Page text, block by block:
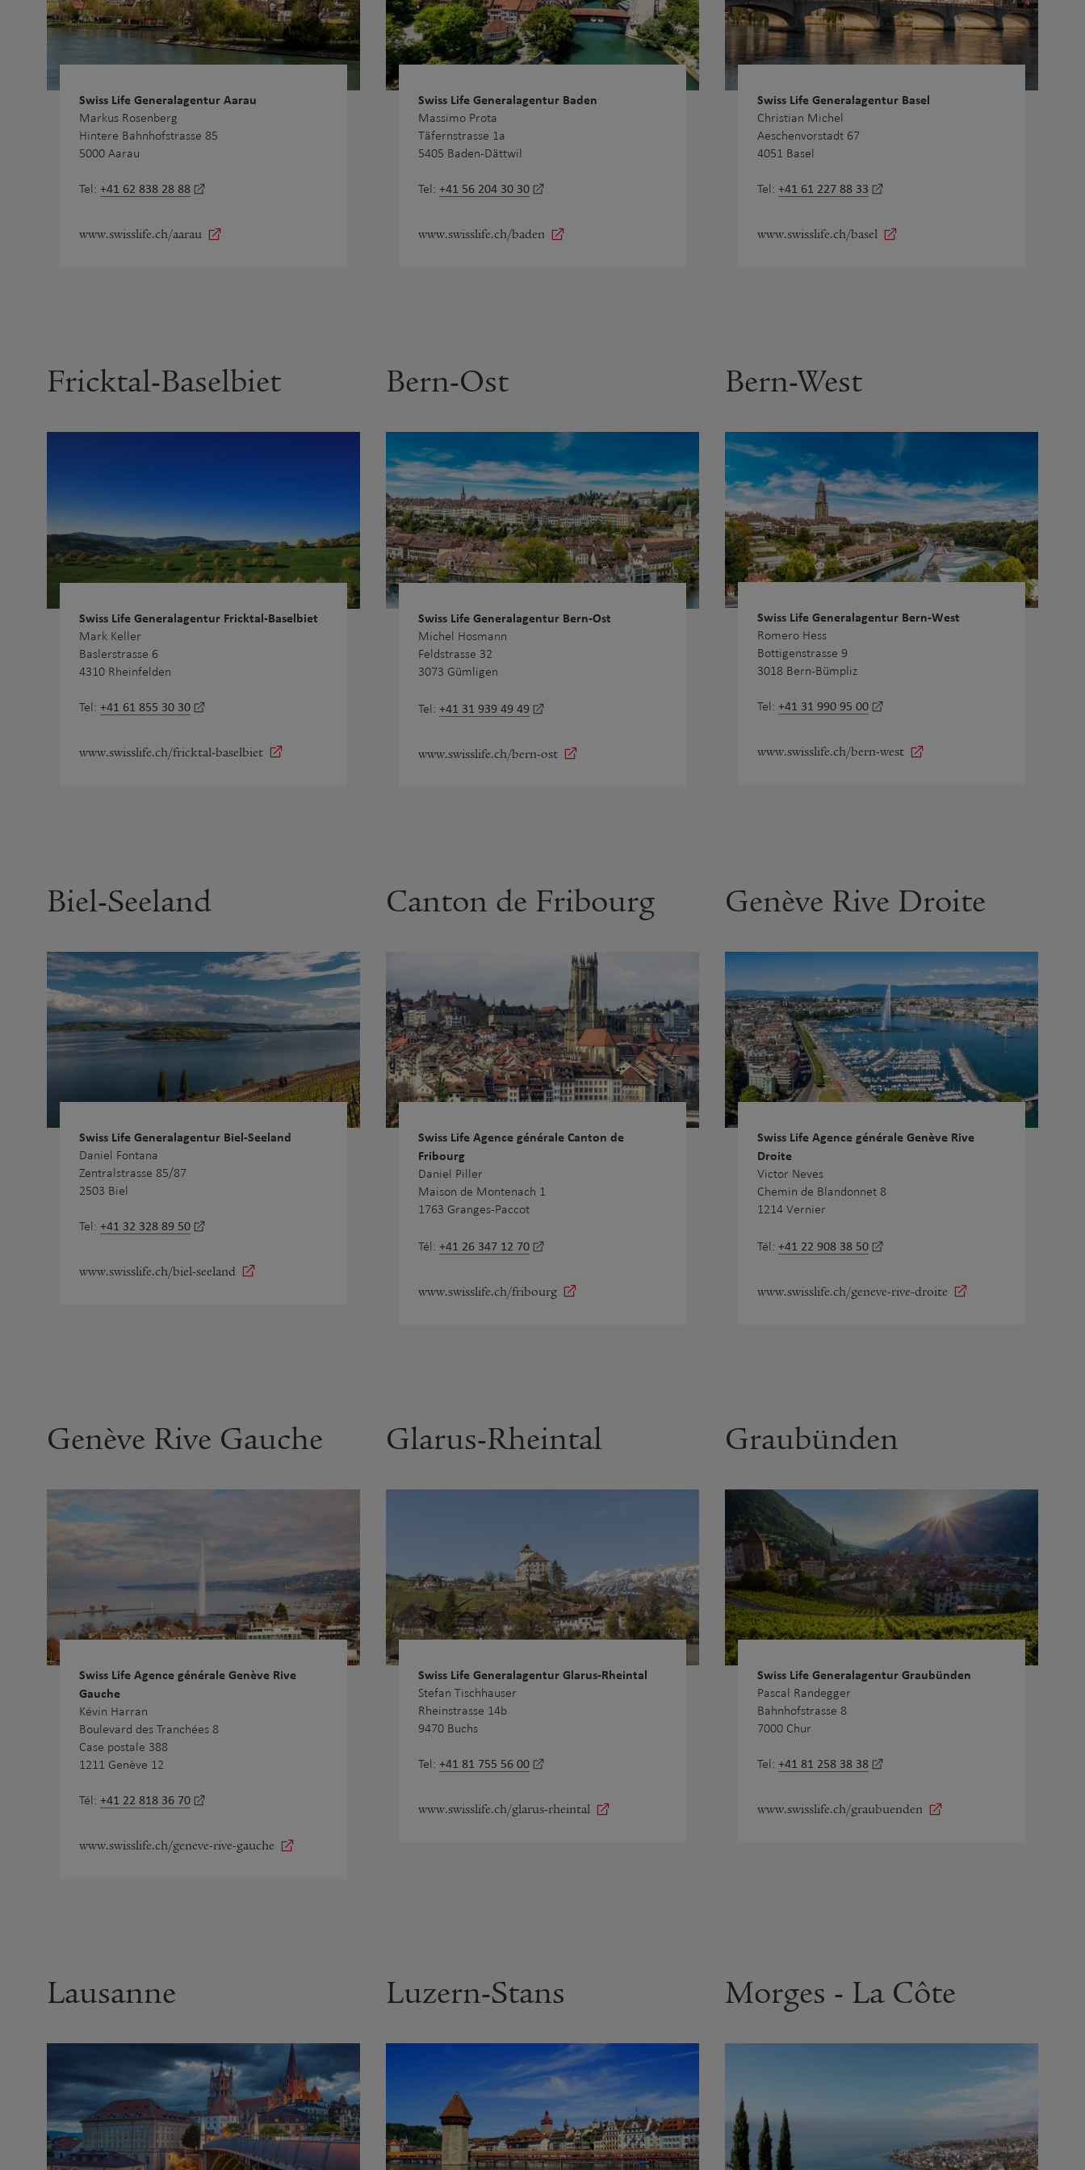
Swiss Life Generalagentur Aarau
Markus Rosenberg
Hintere Bahnhofstrasse 85
5000 Aarau
Tel: +41 62 838 28 88
www.swisslife.ch/aarau
Swiss Life Generalagentur Baden
Massimo Prota
Täfernstrasse 1a
5405 Baden-Dättwil
Tel: +41 56 204 30 30
www.swisslife.ch/baden
Swiss Life Generalagentur Basel
Christian Michel
Aeschenvorstadt 67
4051 Basel
Tel: +41 61 227 88 33
www.swisslife.ch/basel
Fricktal-Baselbiet
Swiss Life Generalagentur Fricktal-Baselbiet
Mark Keller
Baslerstrasse 6
4310 Rheinfelden
Tel: +41 61 855 30 30
www.swisslife.ch/fricktal-baselbiet
Bern-Ost
Swiss Life Generalagentur Bern-Ost
Michel Hosmann
Feldstrasse 32
3073 Gümligen
Tel: +41 31 939 49 49
www.swisslife.ch/bern-ost
Bern-West
Swiss Life Generalagentur Bern-West
Romero Hess
Bottigenstrasse 9
3018 Bern-Bümpliz
Tel: +41 31 990 95 00
www.swisslife.ch/bern-west
Biel-Seeland
Swiss Life Generalagentur Biel-Seeland
Daniel Fontana
Zentralstrasse 85/87
2503 Biel
Tel: +41 32 328 89 50
www.swisslife.ch/biel-seeland
Canton de Fribourg
Swiss Life Agence générale Canton de
Fribourg
Daniel Piller
Maison de Montenach 1
1763 Granges-Paccot
Tél: +41 26 347 12 70
www.swisslife.ch/fribourg
Genève Rive Droite
Swiss Life Agence générale Genève Rive
Droite
Victor Neves
Chemin de Blandonnet 8
1214 Vernier
Tél: +41 22 908 38 50
www.swisslife.ch/geneve-rive-droite
Genève Rive Gauche
Swiss Life Agence générale Genève Rive
Gauche
Kévin Harran
Boulevard des Tranchées 8
Case postale 388
1211 Genève 12
Tél: +41 22 818 36 70
www.swisslife.ch/geneve-rive-gauche
Glarus-Rheintal
Swiss Life Generalagentur Glarus-Rheintal
Stefan Tischhauser
Rheinstrasse 14b
9470 Buchs
Tel: +41 81 755 56 00
www.swisslife.ch/glarus-rheintal
Graubünden
Swiss Life Generalagentur Graubünden
Pascal Randegger
Bahnhofstrasse 8
7000 Chur
Tel: +41 81 258 38 38
www.swisslife.ch/graubuenden
Lausanne Luzern-Stans Morges - La Côte